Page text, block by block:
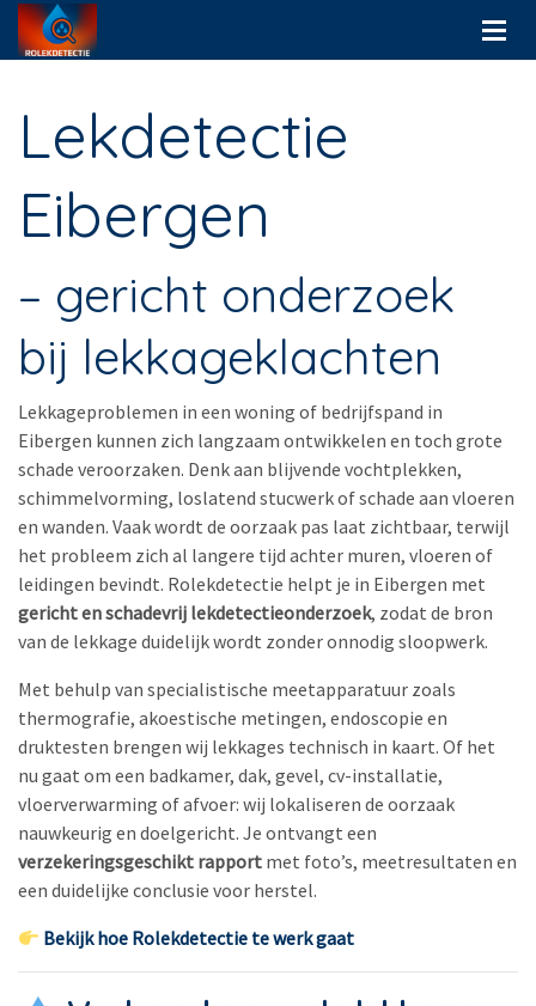
Lekdetectie
Eibergen
– gericht onderzoek
bij lekkageklachten
Lekkageproblemen in een woning of bedrijfspand in
Eibergen kunnen zich langzaam ontwikkelen en toch grote
schade veroorzaken. Denk aan blijvende vochtplekken,
schimmelvorming, loslatend stucwerk of schade aan vloeren
en wanden. Vaak wordt de oorzaak pas laat zichtbaar, terwijl
het probleem zich al langere tijd achter muren, vloeren of
leidingen bevindt. Rolekdetectie helpt je in Eibergen met
gericht en schadevrij lekdetectieonderzoek, zodat de bron
van de lekkage duidelijk wordt zonder onnodig sloopwerk.
Met behulp van specialistische meetapparatuur zoals
thermografie, akoestische metingen, endoscopie en
druktesten brengen wij lekkages technisch in kaart. Of het
nu gaat om een badkamer, dak, gevel, cv-installatie,
vloerverwarming of afvoer: wij lokaliseren de oorzaak
nauwkeurig en doelgericht. Je ontvangt een
verzekeringsgeschikt rapport met foto’s, meetresultaten en
een duidelijke conclusie voor herstel.
Bekijk hoe Rolekdetectie te werk gaat